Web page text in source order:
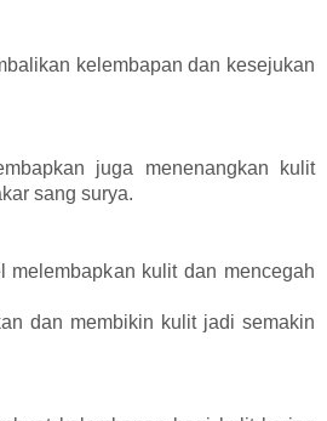
kelembapan dan kesejukan
juga menenangkan kulit
sang surya.
melembapkan kulit dan mencegah
dan membikin kulit jadi semakin